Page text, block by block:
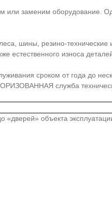
или заменим оборудование.
шины, резино-
естественного износа
сроком от года до
служба
«дверей» объекта